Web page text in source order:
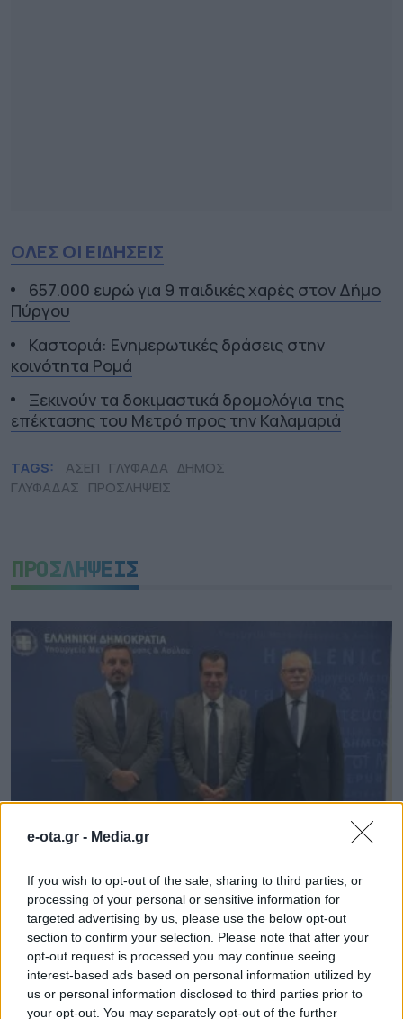
e-ota.gr - Media.gr
If you wish to opt-out of the sale, sharing to third parties, or
processing of your personal or sensitive information for
targeted advertising by us, please use the below opt-out
section to confirm your selection. Please note that after your
opt-out request is processed you may continue seeing
interest-based ads based on personal information utilized by
us or personal information disclosed to third parties prior to
your opt-out. You may separately opt-out of the further
ΟΛΕΣ ΟΙ ΕΙΔΗΣΕΙΣ
657.000 ευρώ για 9 παιδικές χαρές στον Δήμο
Πύργου
Καστοριά: Ενημερωτικές δράσεις στην
κοινότητα Ρομά
Ξεκινούν τα δοκιμαστικά δρομολόγια της
επέκτασης του Μετρό προς την Καλαμαριά
TAGS: ΑΣΕΠ ΓΛΥΦΑΔΑ ΔΗΜΟΣ
ΓΛΥΦΑΔΑΣ ΠΡΟΣΛΗΨΕΙΣ
ΠΡΟΣΛΗΨΕΙΣ
657.000 ευρώ για 9 παιδικές χαρές στον Δήμο
Πύργου
07.08.2026 - 16.28